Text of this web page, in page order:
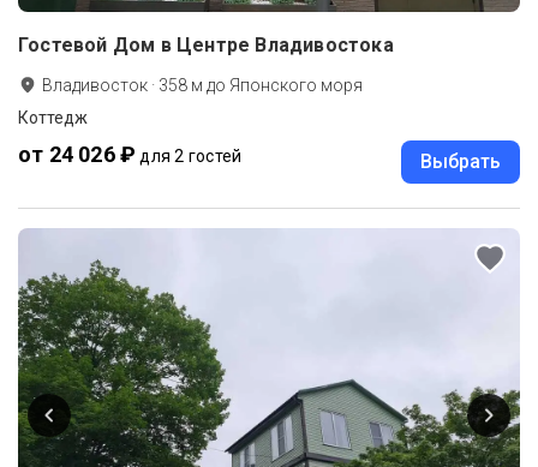
Гостевой Дом в Центре Владивостока
Владивосток · 358 м до Японского моря
Коттедж
от 24 026 ₽ для 2 гостей Выбрать